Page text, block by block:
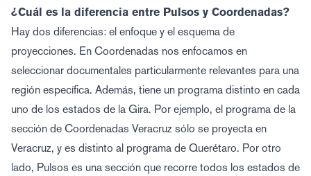
¿Cuál es la diferencia entre Pulsos y Coordenadas?
Hay dos diferencias: el enfoque y el esquema de
proyecciones. En Coordenadas nos enfocamos en
seleccionar documentales particularmente relevantes para una
región específica. Además, tiene un programa distinto en cada
uno de los estados de la Gira. Por ejemplo, el programa de la
sección de Coordenadas Veracruz sólo se proyecta en
Veracruz, y es distinto al programa de Querétaro. Por otro
lado, Pulsos es una sección que recorre todos los estados de